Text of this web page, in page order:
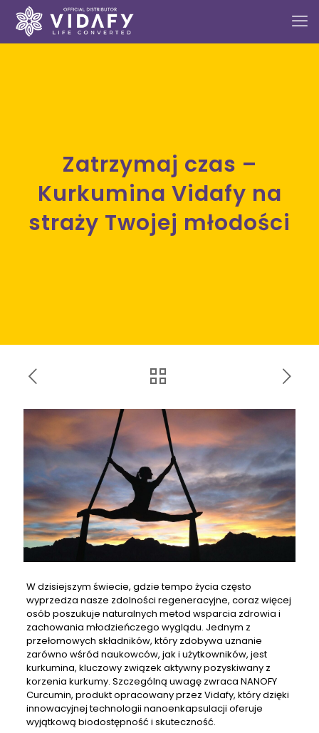
Zatrzymaj czas –
Kurkumina Vidafy na
straży Twojej młodości
W dzisiejszym świecie, gdzie tempo życia często
wyprzedza nasze zdolności regeneracyjne, coraz więcej
osób poszukuje naturalnych metod wsparcia zdrowia i
zachowania młodzieńczego wyglądu. Jednym z
przełomowych składników, który zdobywa uznanie
zarówno wśród naukowców, jak i użytkowników, jest
kurkumina, kluczowy związek aktywny pozyskiwany z
korzenia kurkumy. Szczególną uwagę zwraca NANOFY
Curcumin, produkt opracowany przez Vidafy, który dzięki
innowacyjnej technologii nanoenkapsulacji oferuje
wyjątkową biodostępność i skuteczność.